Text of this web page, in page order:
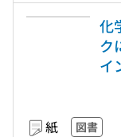
化
ク
イ
紙 図書